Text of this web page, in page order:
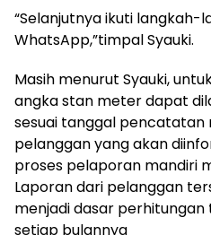
“Selanjutnya ikuti langkah-
WhatsApp,”timpal Syauki.
Masih menurut Syauki,
angka stan meter dapat
sesuai tanggal
pelanggan yang akan
proses pelaporan mandiri
Laporan dari pelanggan
menjadi dasar
setiap bulannya